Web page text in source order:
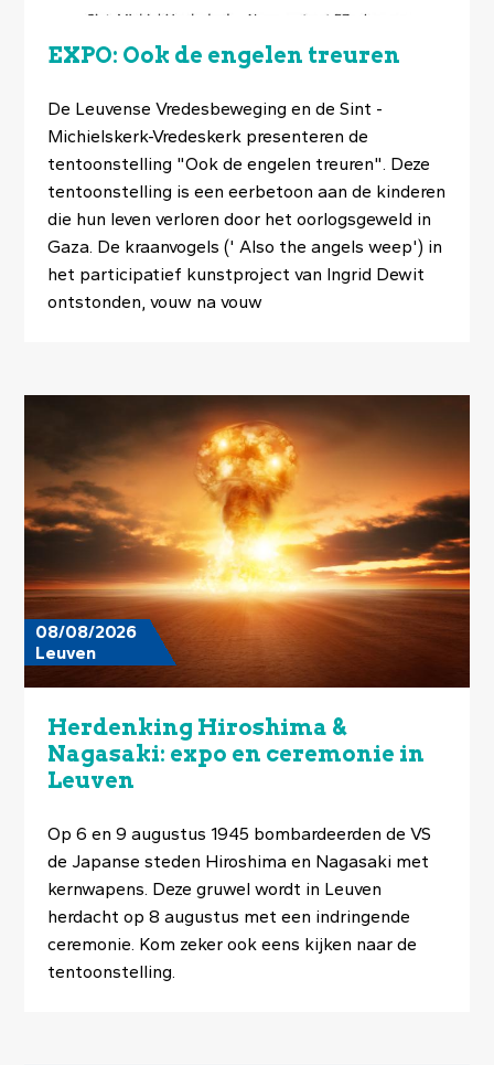
EXPO: Ook de engelen treuren
De Leuvense Vredesbeweging en de Sint -
Michielskerk-Vredeskerk presenteren de
tentoonstelling "Ook de engelen treuren". Deze
tentoonstelling is een eerbetoon aan de kinderen
die hun leven verloren door het oorlogsgeweld in
Gaza. De kraanvogels (' Also the angels weep') in
het participatief kunstproject van Ingrid Dewit
ontstonden, vouw na vouw
08/08/2026
Leuven
Herdenking Hiroshima &
Nagasaki: expo en ceremonie in
Leuven
Op 6 en 9 augustus 1945 bombardeerden de VS
de Japanse steden Hiroshima en Nagasaki met
kernwapens. Deze gruwel wordt in Leuven
herdacht op 8 augustus met een indringende
ceremonie. Kom zeker ook eens kijken naar de
tentoonstelling.